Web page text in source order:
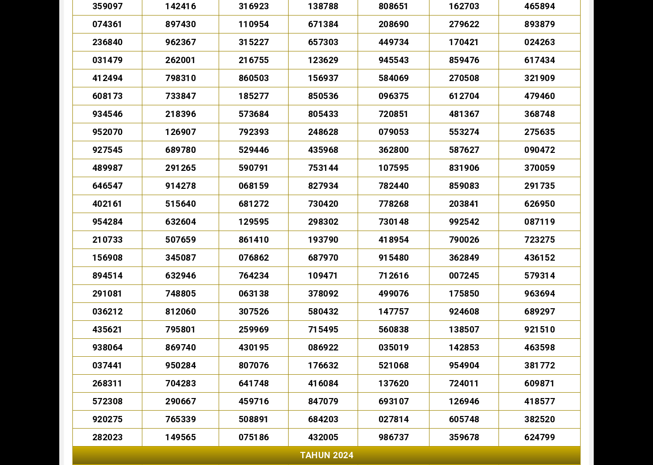
359097
142416 316923 138788 808651 162703
465894
074361
897430 110954 671384 208690 279622
893879
236840
962367 315227 657303 449734 170421
024263
031479
262001 216755 123629 945543 859476
617434
412494
798310 860503 156937 584069 270508
321909
608173
733847 185277 850536 096375 612704
479460
934546
218396 573684 805433 720851 481367
368748
952070
126907 792393 248628 079053 553274
275635
927545
689780 529446 435968 362800 587627
090472
489987
291265 590791 753144 107595 831906
370059
646547
914278 068159 827934 782440 859083
291735
402161
515640 681272 730420 778268 203841
626950
954284
632604 129595 298302 730148 992542
087119
210733
507659 861410 193790 418954 790026
723275
156908
345087 076862 687970 915480 362849
436152
894514
632946 764234 109471 712616 007245
579314
291081
748805 063138 378092 499076 175850
963694
036212
812060 307526 580432 147757 924608
689297
435621
795801 259969 715495 560838 138507
921510
938064
869740 430195 086922 035019 142853
463598
037441
950284 807076 176632 521068 954904
381772
268311
704283 641748 416084 137620 724011
609871
572308
290667 459716 847079 693107 126946
418577
920275
765339 508891 684203 027814 605748
382520
282023
149565 075186 432005 986737 359678
624799
TAHUN 2024